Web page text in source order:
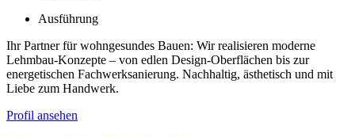
Ausführung
Ihr Partner für wohngesundes Bauen: Wir realisieren moderne
Lehmbau-Konzepte – von edlen Design-Oberflächen bis zur
energetischen Fachwerksanierung. Nachhaltig, ästhetisch und mit
Liebe zum Handwerk.
Profil ansehen